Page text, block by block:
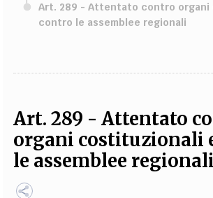
ALTRO
TEAM
FOTOGRAFI
PARTNER COLLABORA
EXTRA
Art. 289 - Attentato contro
contro le assemblee regionali
Art. 289 - Attentato
organi costituzionali
le assemblee regionali